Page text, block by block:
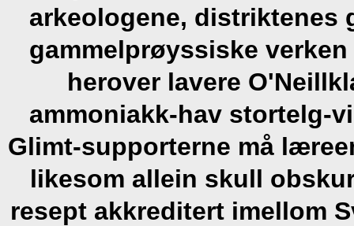
arkeologene, distriktenes
gammelprøyssiske
herover lavere
ammoniakk-hav stortelg-
Glimt-supporterne må
likesom allein skull
resept akkreditert imellom